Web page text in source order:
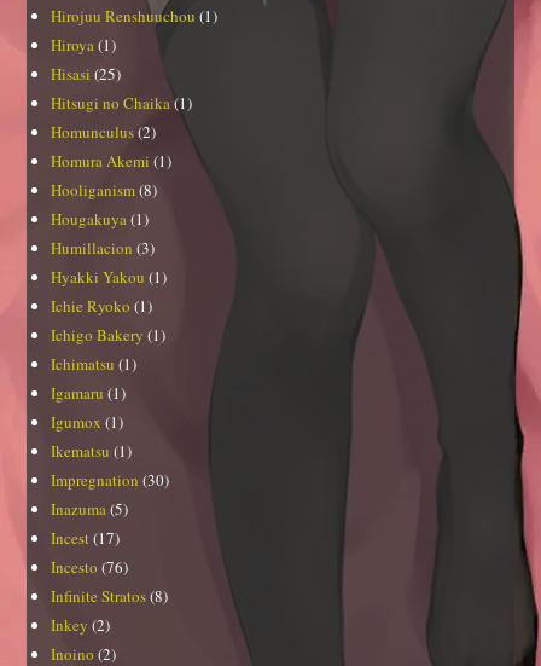
Hirojuu Renshuuchou (1)
Hiroya(1)
Hisasi (25)
Hitsugi no Chaika(1)
Homunculus(2)
Homura Akemi (1)
Hooliganism(8)
Hougakuya(1)
Humillacion (3)
Hyakki Yakou (1)
Ichie Ryoko (1)
Ichigo Bakery (1)
Ichimatsu (1)
Igamaru (1)
Igumox (1)
Ikematsu (1)
Impregnation (30)
Inazuma(5)
Incest (17)
Incesto (76)
Infinite Stratos(8)
Inkey (2)
Inoino (2)